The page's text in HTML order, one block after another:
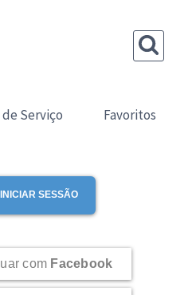
Serviço Favoritos
INICIAR SESSÃO
com Facebook